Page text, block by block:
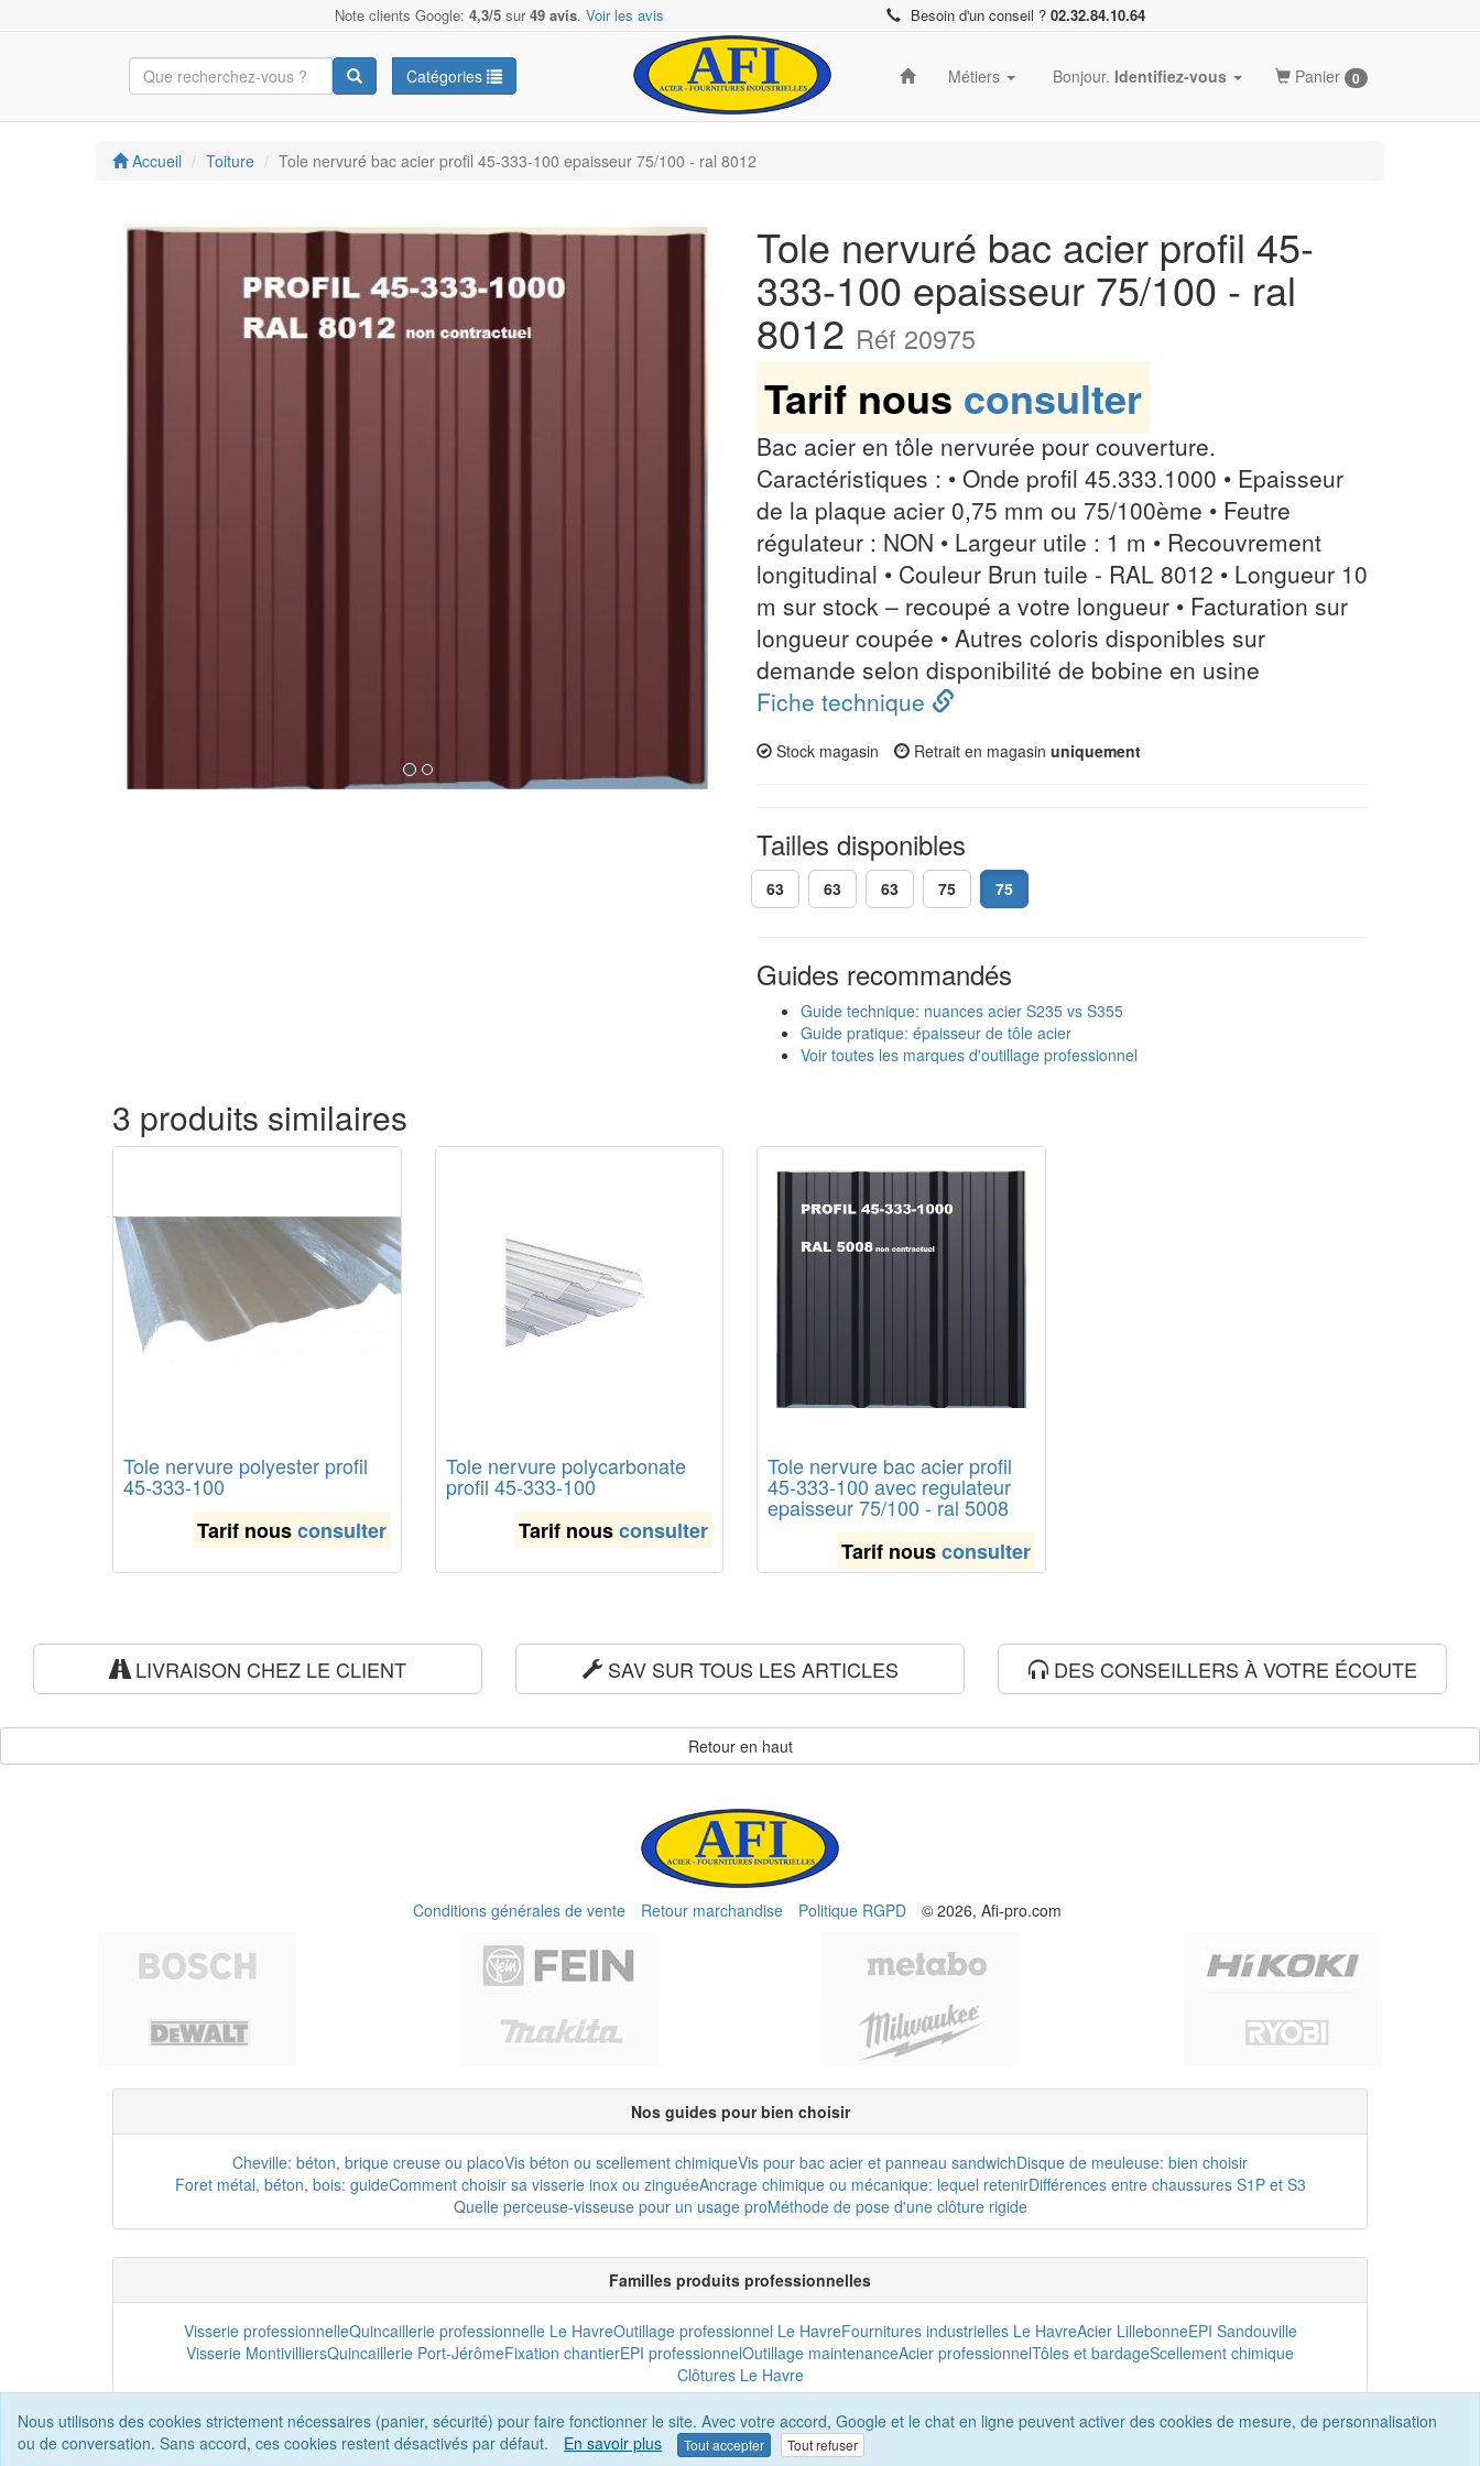
Nous utilisons des cookies strictement nécessaires (panier, sécurité) pour faire fonctionner le site. Avec votre accord, Google et le chat en ligne peuvent activer des cookies de mesure, de personnalisation
ou de conversation. Sans accord, ces cookies restent désactivés par défaut.
En savoir plus Tout accepter Tout refuser
Note clients Google: 4,3/5 sur49 avis. Voir les avis Besoin d'un conseil ? 02.32.84.10.64
Catégories Métiers Bonjour. Identifiez-vous Panier 0
Accueil Toiture Tole nervuré bac acier profil 45-333-100 epaisseur 75/100 - ral 8012
Tole nervuré bac acier profil 45-
333-100 epaisseur 75/100 - ral
8012 Réf 20975
Tarif nous consulter
Bac acier en tôle nervurée pour couverture.
Caractéristiques : • Onde profil 45.333.1000 • Epaisseur
de la plaque acier 0,75 mm ou 75/100ème • Feutre
régulateur : NON • Largeur utile : 1 m • Recouvrement
longitudinal • Couleur Brun tuile - RAL 8012 • Longueur 10
m sur stock – recoupé a votre longueur • Facturation sur
longueur coupée • Autres coloris disponibles sur
demande selon disponibilité de bobine en usine
Fiche technique
Stock magasin Retrait en magasin uniquement
Tailles disponibles
63 63 63 75 75
Guides recommandés
Guide technique: nuances acier S235 vs S355
Guide pratique: épaisseur de tôle acier
Voir toutes les marques d'outillage professionnel
3 produits similaires
Tole nervure polyester profil
45-333-100
Tarif nousconsulter
Tole nervure polycarbonate
profil 45-333-100
Tarif nousconsulter
Tole nervure bac acier profil
45-333-100 avec regulateur
epaisseur 75/100 - ral 5008
Tarif nousconsulter
LIVRAISON CHEZ LE CLIENT SAV SUR TOUS LES ARTICLES DES CONSEILLERS À VOTRE ÉCOUTE
Retour en haut
Conditions générales de vente Retour marchandise Politique RGPD © 2026, Afi-pro.com
Nos guides pour bien choisir
Cheville: béton, brique creuse ou placoVis béton ou scellement chimiqueVis pour bac acier et panneau sandwichDisque de meuleuse: bien choisir
Foret métal, béton, bois: guideComment choisir sa visserie inox ou zinguéeAncrage chimique ou mécanique: lequel retenirDifférences entre chaussures S1P et S3
Quelle perceuse-visseuse pour un usage proMéthode de pose d'une clôture rigide
Familles produits professionnelles
Visserie professionnelleQuincaillerie professionnelle Le HavreOutillage professionnel Le HavreFournitures industrielles Le HavreAcier LillebonneEPI Sandouville
Visserie MontivilliersQuincaillerie Port-JérômeFixation chantierEPI professionnelOutillage maintenanceAcier professionnelTôles et bardageScellement chimique
Clôtures Le Havre